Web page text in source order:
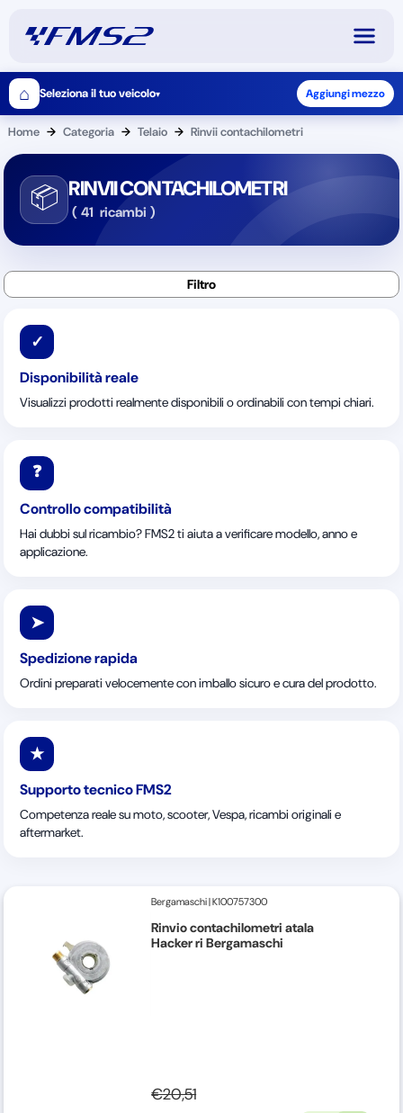
⌂ Seleziona il tuo veicolo▾ Aggiungi mezzo
Home → Categoria → Telaio → Rinvii contachilometri
📦 RINVII CONTACHILOMETRI
( 41 ricambi )
✓
Disponibilità reale
Visualizzi prodotti realmente disponibili o ordinabili con tempi chiari.
❓
Controllo compatibilità
Hai dubbi sul ricambio? FMS2 ti aiuta a verificare modello, anno e
applicazione.
➤
Spedizione rapida
Ordini preparati velocemente con imballo sicuro e cura del prodotto.
★
Supporto tecnico FMS2
Competenza reale su moto, scooter, Vespa, ricambi originali e
aftermarket.
Bergamaschi|K100757300
Rinvio contachilometri atala
Hacker ri Bergamaschi
€20,51